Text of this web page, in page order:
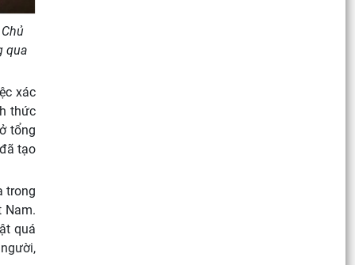
qua
xác
thức
tổng
tạo
trong
Nam.
quá